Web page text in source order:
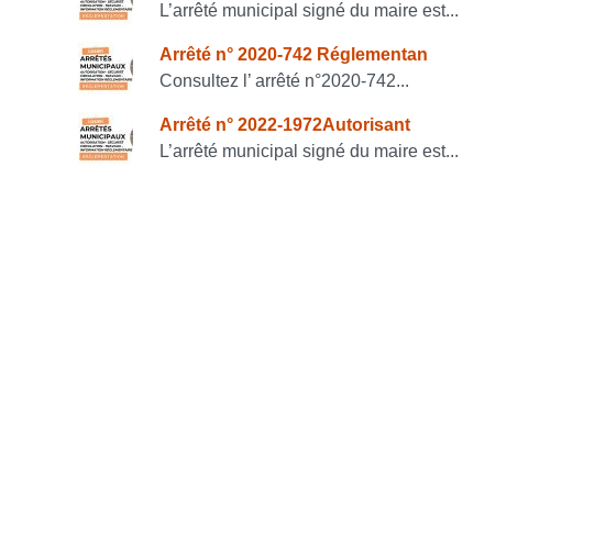
L’arrêté municipal signé du maire est...
Arrêté n° 2020-742 Réglementan
Consultez l’ arrêté n°2020-742...
Arrêté n° 2022-1972Autorisant
L’arrêté municipal signé du maire est...